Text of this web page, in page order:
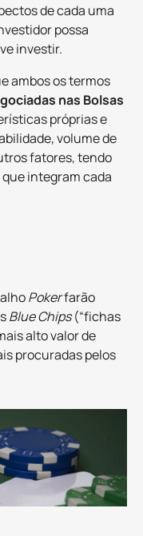
de cada uma
possa
investir.
ambos os termos
nas Bolsas
próprias e
volume de
fatores, tendo
integram cada
Pokerfarão
Blue Chips(“fichas
alto valor de
procuradas pelos